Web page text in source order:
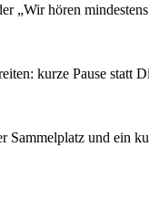
„Wir hören
kurze Pause statt
Sammelplatz und ein